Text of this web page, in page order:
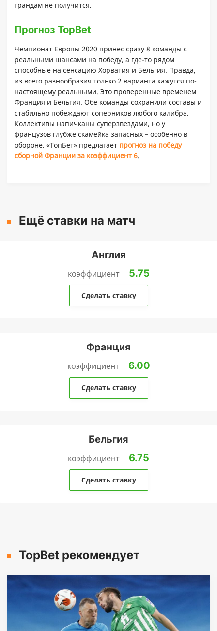
грандам не получится.
Прогноз TopBet
Чемпионат Европы 2020 принес сразу 8 команды с
реальными шансами на победу, а где-то рядом
способные на сенсацию Хорватия и Бельгия. Правда,
из всего разнообразия только 2 варианта кажутся по-
настоящему реальными. Это проверенные временем
Франция и Бельгия. Обе команды сохранили составы и
стабильно побеждают соперников любого калибра.
Коллективы напичканы суперзвездами, но у
французов глубже скамейка запасных – особенно в
обороне. «ТопБет» предлагает прогноз на победу
сборной Франции за коэффициент 6.
Ещё ставки на матч
Англия
коэффициент 5.75
Сделать ставку
Франция
коэффициент 6.00
Сделать ставку
Бельгия
коэффициент 6.75
Сделать ставку
TopBet рекомендует